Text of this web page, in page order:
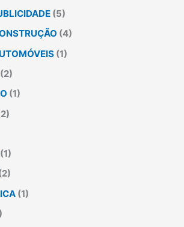
(5)
(4)
(1)
(2)
(1)
(1)
(1)